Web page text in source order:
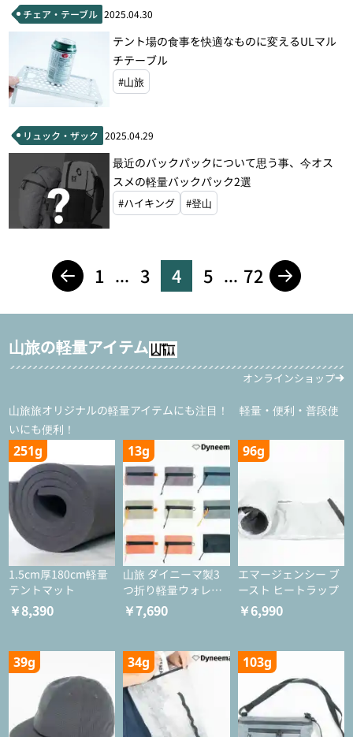
チェア・テーブル 2025.04.30
テント場の食事を快適なものに変えるULマル
チテーブル
#山旅
リュック・ザック 2025.04.29
最近のバックパックについて思う事、今オス
スメの軽量バックパック2選
#ハイキング #登山
1 ... 3 4 5 ... 72
山旅の軽量アイテム
オンラインショップ
山旅旅オリジナルの軽量アイテムにも注目！ 軽量・便利・普段使
いにも便利！
251g
1.5cm厚180cm軽量
テントマット
￥8,390
13g
山旅 ダイニーマ製3
つ折り軽量ウォレッ
ト
￥7,690
96g
エマージェンシー ブ
ースト ヒートラップ
￥6,990
39g 34g 103g